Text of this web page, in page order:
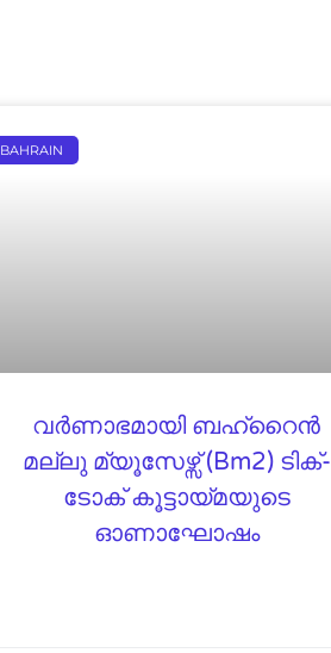
BAHRAIN
വർണാഭമായി ബഹ്‌റൈൻ
മല്ലു മ്യൂസേഴ്സ് (bm2) ടിക്-
ടോക് കൂട്ടായ്മയുടെ
ഓണാഘോഷം